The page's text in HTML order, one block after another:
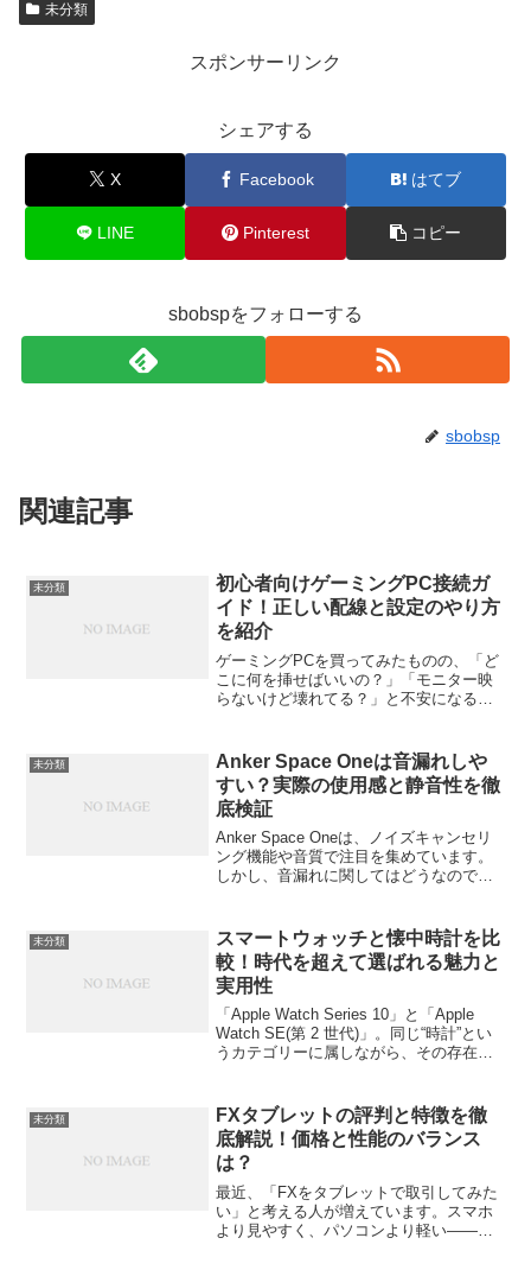
未分類
スポンサーリンク
シェアする
X Facebook はてブ
LINE Pinterest コピー
sbobspをフォローする
sbobsp
関連記事
未分類
初心者向けゲーミングPC接続ガ
イド！正しい配線と設定のやり方
を紹介
ゲーミングPCを買ってみたものの、「ど
こに何を挿せばいいの？」「モニター映
らないけど壊れてる？」と不安になる人
ば、初心者でもスムーズにスタートでき
ます。この記事では、初め...
未分類
Anker Space Oneは音漏れしや
すい？実際の使用感と静音性を徹
底検証
Anker Space Oneは、ノイズキャンセリ
ング機能や音質で注目を集めています。
しかし、音漏れに関してはどうなのでし
やすいのか？」を徹底検証します。...
未分類
スマートウォッチと懐中時計を比
較！時代を超えて選ばれる魅力と
実用性
「Apple Watch Series 10」と「Apple
Watch SE(第 2 世代)」。同じ“時計”とい
うカテゴリーに属しながら、その存在理
される懐中時計の魅...
未分類
FXタブレットの評判と特徴を徹
底解説！価格と性能のバランス
は？
最近、「FXをタブレットで取引してみた
い」と考える人が増えています。スマホ
より見やすく、パソコンより軽い——そ